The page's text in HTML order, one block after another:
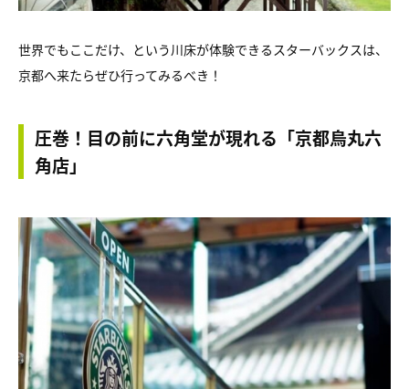
世界でもここだけ、という川床が体験できるスターバックスは、
京都へ来たらぜひ行ってみるべき！
圧巻！目の前に六角堂が現れる「京都烏丸六
角店」